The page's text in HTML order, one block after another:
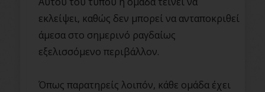
εκλείψει, καθώς δεν μπορεί να ανταποκριθεί
άμεσα στο σημερινό ραγδαίως
εξελισσόμενο περιβάλλον.
Όπως παρατηρείς λοιπόν, κάθε ομάδα έχει